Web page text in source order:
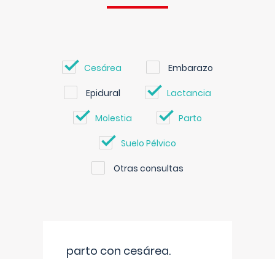
Cesárea Embarazo
Epidural Lactancia
Molestia Parto
Suelo Pélvico
Otras consultas
parto con cesárea.